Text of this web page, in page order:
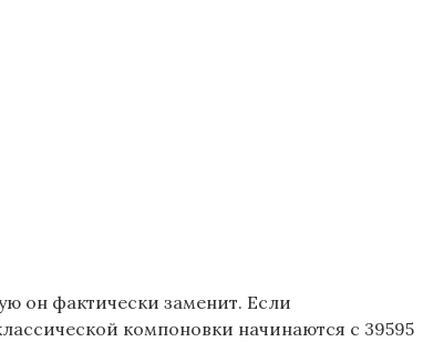
он фактически заменит. Если
компоновки начинаются с 39595